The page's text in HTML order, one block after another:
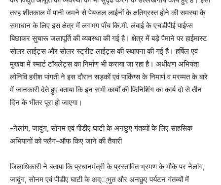
तरह शीतकाल में पानी जमने से पेयजल लाईनों के क्षतिग्रस्त होने की समस्या के
समाधान के लिए इस क्षेत्र में लगभग पॉंच कि.मी. लंबाई के एचडीपीई पाईप्स
बिछाकर सुचारू जलापूर्ति की व्यवस्था की गई है। क्षेत्र में बड़े पैमाने पर हाईमास्ट
सोलर लाईट्स और सोलर स्ट्रीट लाईट्स की स्थापना की गई है। हर्षिल एवं
मुखवा में स्मार्ट टॉयलेट्स का निर्माण भी कराया जा रहा है। अधीक्षण अभियंता
लोनिवि हरीश पांगती ने इस दौरान सड़कों एवं पार्किंग्स के निमार्ण व मरम्मत के बारे
में जानकारी देते हुए बताया कि इन सभी कार्यों की फिनिशिंग का कार्य दो से तीन
दिन के भीतर पूरा हो जाएगा।
-नेलांग, जादुंग, सोनम एवं पीडीए घाटी के अनछुए गंतव्यों के लिए साहसिक
अभियानों को फ्लैग-ऑफ किए जाने की तैयारी
जिलाधिकारी ने बताया कि प्रधानमंत्री के प्रस्तावित भ्रमण के मौके पर नेलांग,
जादुंग, सोनम एवं पीडीए घाटी के अद््भुत और अनछुए पर्यटन गंतव्यों में